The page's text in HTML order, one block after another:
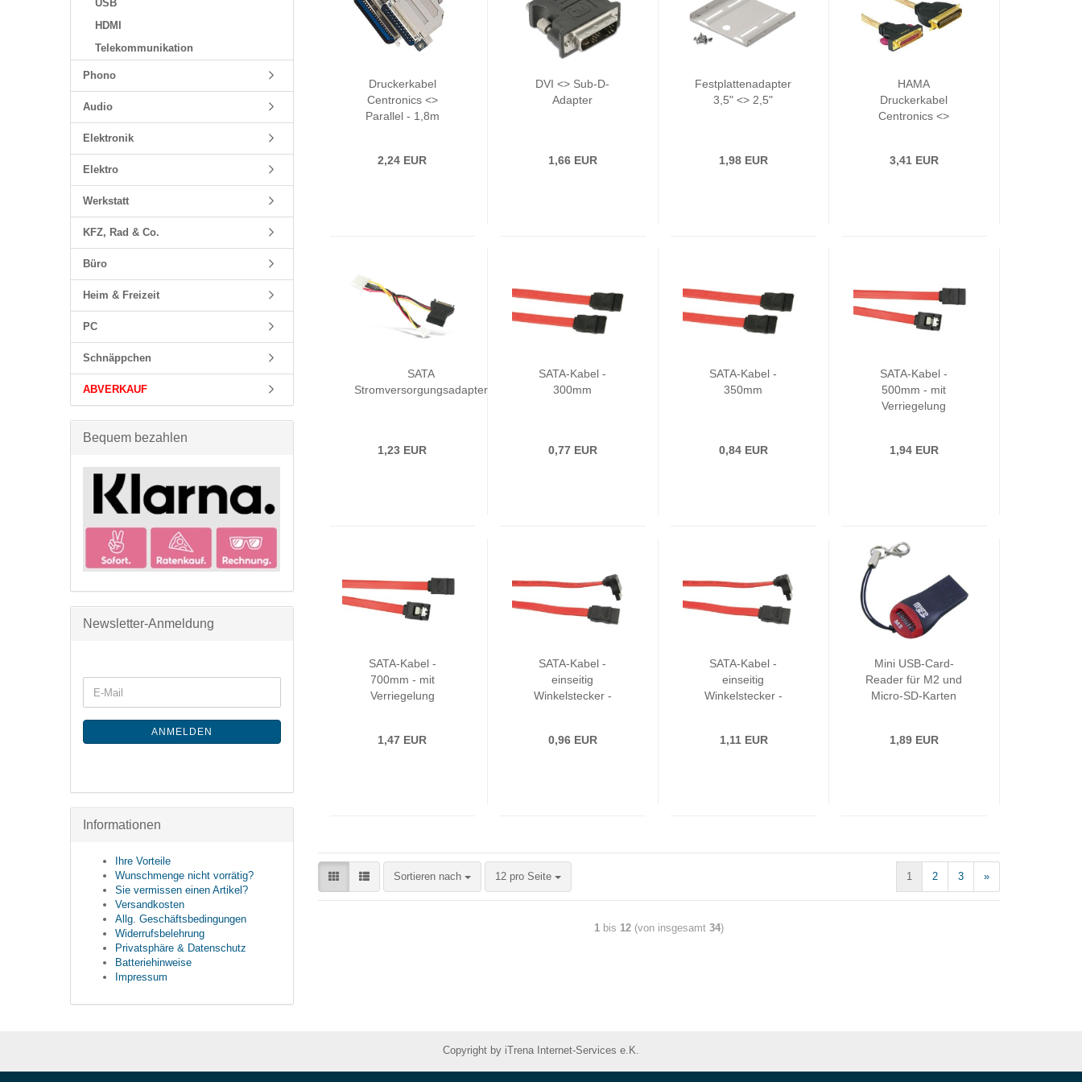
Druckerkabel
Centronics <>
Parallel - 1,8m
2,24 EUR
DVI <> Sub-D-
Adapter
1,66 EUR
Festplattenadapter
3,5" <> 2,5"
1,98 EUR
HAMA
Druckerkabel
Centronics <>
3,41 EUR
SATA
Stromversorgungsadapter
1,23 EUR
SATA-Kabel -
300mm
0,77 EUR
SATA-Kabel -
350mm
0,84 EUR
SATA-Kabel -
500mm - mit
Verriegelung
1,94 EUR
SATA-Kabel -
700mm - mit
Verriegelung
1,47 EUR
SATA-Kabel -
einseitig
Winkelstecker -
0,96 EUR
SATA-Kabel -
einseitig
Winkelstecker -
1,11 EUR
Mini USB-Card-
Reader für M2 und
Micro-SD-Karten
1,89 EUR
Sortieren nach 12 pro Seite 1 2 3 »
1bis 12(von insgesamt 34)
USB
HDMI
Telekommunikation
Phono
Audio
Elektronik
Elektro
Werkstatt
KFZ, Rad & Co.
Büro
Heim & Freizeit
PC
Schnäppchen
ABVERKAUF
Bequem bezahlen
Newsletter-Anmeldung
ANMELDEN
Informationen
Ihre Vorteile
Wunschmenge nicht vorrätig?
Sie vermissen einen Artikel?
Versandkosten
Allg. Geschäftsbedingungen
Widerrufsbelehrung
Privatsphäre & Datenschutz
Batteriehinweise
Impressum
Copyright by iTrena Internet-Services e.K.